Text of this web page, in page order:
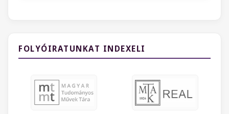
FOLYÓIRATUNKAT INDEXELI